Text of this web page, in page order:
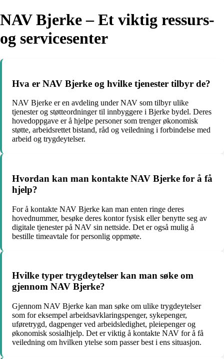
NAV Bjerke – Et viktig ressurs-
og servicesenter
Hva er NAV Bjerke og hvilke tjenester tilbyr de?
NAV Bjerke er en avdeling under NAV som tilbyr ulike
tjenester og støtteordninger til innbyggere i Bjerke bydel. Deres
hovedoppgave er å hjelpe personer som trenger økonomisk
støtte, arbeidsrettet bistand, råd og veiledning i forbindelse med
arbeid og trygdeytelser.
Hvordan kan man kontakte NAV Bjerke for å få
hjelp?
For å kontakte NAV Bjerke kan man enten ringe deres
hovednummer, besøke deres kontor fysisk eller benytte seg av
digitale tjenester på NAV sin nettside. Det er også mulig å
bestille timeavtale for personlig oppmøte.
Hvilke typer trygdeytelser kan man søke om
gjennom NAV Bjerke?
Gjennom NAV Bjerke kan man søke om ulike trygdeytelser
som for eksempel arbeidsavklaringspenger, sykepenger,
uføretrygd, dagpenger ved arbeidsledighet, pleiepenger og
økonomisk sosialhjelp. Det er viktig å kontakte NAV for å få
veiledning om hvilken ytelse som passer best i ens situasjon.